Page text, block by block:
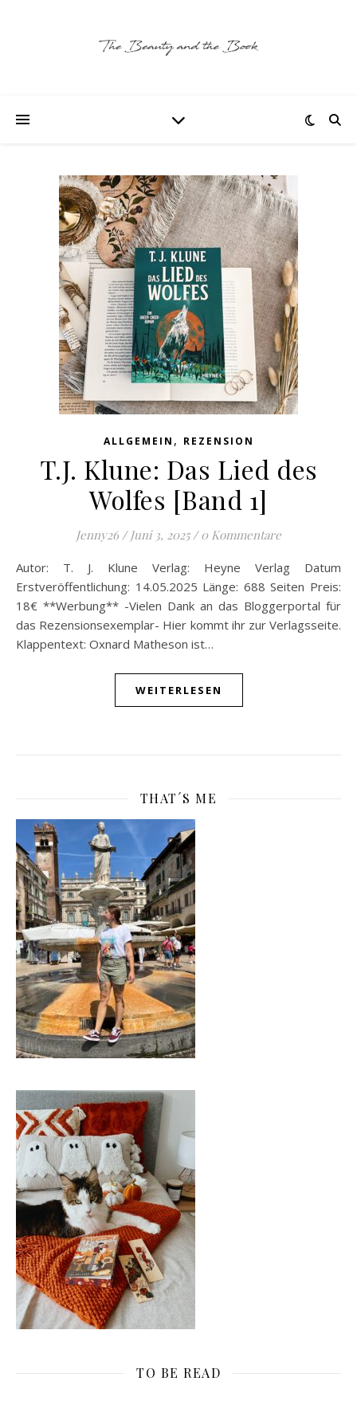
ALLGEMEIN , REZENSION
T.J. Klune: Das Lied des
Wolfes [Band 1]
Jenny26 / Juni 3, 2025 / 0 Kommentare
Autor: T. J. Klune Verlag: Heyne Verlag Datum
Erstveröffentlichung: 14.05.2025 Länge: 688 Seiten Preis:
18€ **Werbung** -Vielen Dank an das Bloggerportal für
das Rezensionsexemplar- Hier kommt ihr zur Verlagsseite.
Klappentext: Oxnard Matheson ist…
WEITERLESEN
THAT´S ME
TO BE READ